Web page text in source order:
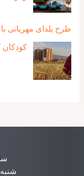
طرح یلدای مهربانی
شنبه